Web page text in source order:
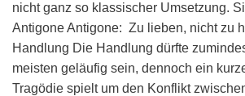
nicht ganz so klassischer Umsetzung.
Antigone Antigone: Zu lieben, nicht zu
Handlung Die Handlung dürfte
meisten geläufig sein, dennoch ein
Tragödie spielt um den Konflikt